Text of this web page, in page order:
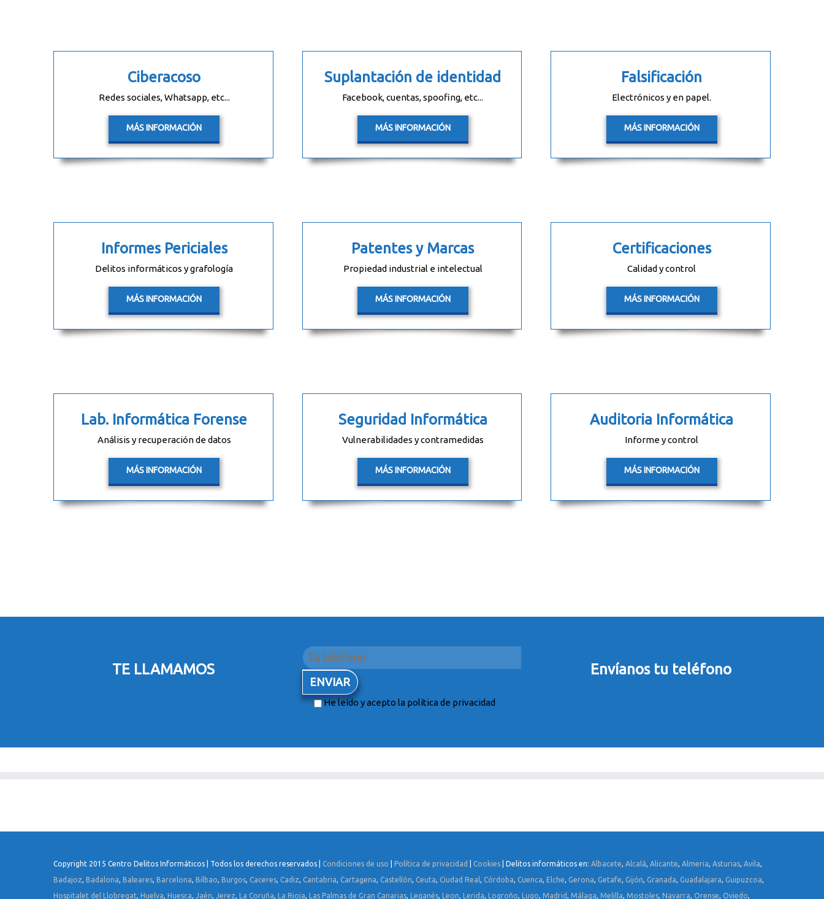
Ciberacoso
Redes sociales, Whatsapp, etc...
MÁS INFORMACIÓN
Suplantación de identidad
Facebook, cuentas, spoofing, etc...
MÁS INFORMACIÓN
Falsificación
Electrónicos y en papel.
MÁS INFORMACIÓN
Informes Periciales
Delitos informáticos y grafología
MÁS INFORMACIÓN
Patentes y Marcas
Propiedad industrial e intelectual
MÁS INFORMACIÓN
Certificaciones
Calidad y control
MÁS INFORMACIÓN
Lab. Informática Forense
Análisis y recuperación de datos
MÁS INFORMACIÓN
Seguridad Informática
Vulnerabilidades y contramedidas
MÁS INFORMACIÓN
Auditoria Informática
Informe y control
MÁS INFORMACIÓN
TE LLAMAMOS
He leído y acepto la política de privacidad
Envíanos tu teléfono
Copyright 2015 Centro Delitos Informáticos | Todos los derechos reservados | Condiciones de uso Política de privacidad Cookies | Delitos informáticos en: Albacete, Alcalá, Alicante, Almeria, Asturias, Avila,
Badajoz, Badalona, Baleares, Barcelona, Bilbao, Burgos, Caceres, Cadiz, Cantabria, Cartagena, Castellón, Ceuta, Ciudad Real, Córdoba, Cuenca, Elche, Gerona, Getafe, Gijón, Granada, Guadalajara, Guipuzcoa,
Hospitalet del Llobregat, Huelva, Huesca, Jaén, Jerez, La Coruña, La Rioja, Las Palmas de Gran Canarias, Leganés, Leon, Lerida, Logroño, Lugo, Madrid, Málaga, Melilla, Mostoles, Navarra, Orense, Oviedo,